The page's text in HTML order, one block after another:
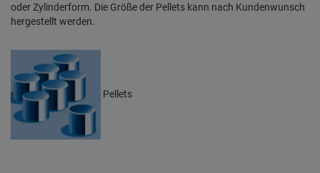
oder Zylinderform. Die Größe der Pellets kann nach Kundenwunsch
hergestellt werden.
Pellets